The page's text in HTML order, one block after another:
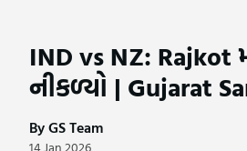
IND vs NZ:
નીકળ્યો | Gujarat
By GS Team
14 Jan 2026